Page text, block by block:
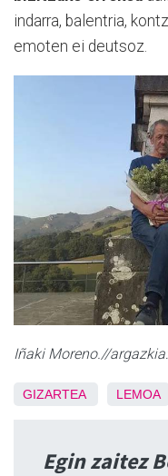
indarra, balentria,
emoten ei deutsoz.
Iñaki Moreno.//
GIZARTEA LEMOA
Egin zaitez